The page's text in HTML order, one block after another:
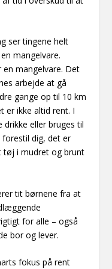
ser tingene helt
mangelvare.
en mangelvare. Det
arbejde at gå
gange op til 10 km
er ikke altid rent. I
eller bruges til
forestil dig, det er
tøj i mudret og brunt
tit børnene fra at
for alle – også
bor og lever.
fokus på rent